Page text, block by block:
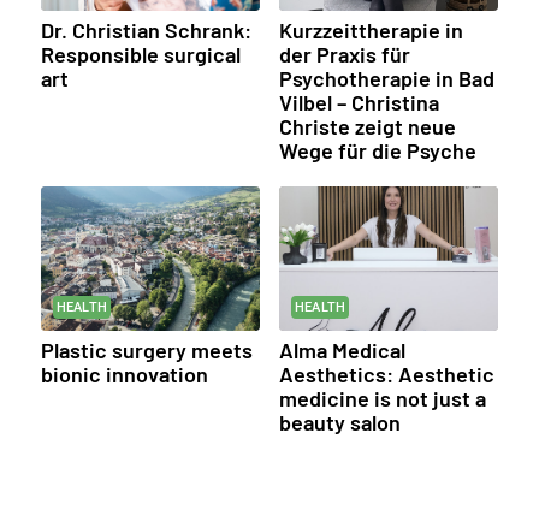
Dr. Christian Schrank:
Responsible surgical
art
Kurzzeittherapie in
der Praxis für
Psychotherapie in Bad
Vilbel – Christina
Christe zeigt neue
Wege für die Psyche
HEALTH
Plastic surgery meets
bionic innovation
HEALTH
Alma Medical
Aesthetics: Aesthetic
medicine is not just a
beauty salon